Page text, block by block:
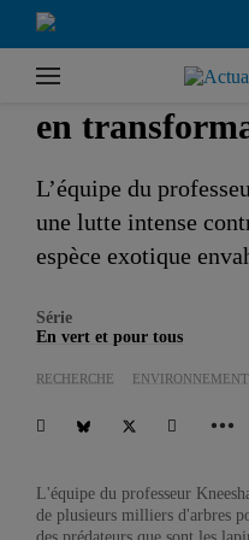
Accueil
Recherche
en
L’équipe du
une lutte intense
espèce exotique
Série
En vert et pour tous
RECHERCHE ENVIRONNEMENT
L'équipe du professeur
de plusieurs milliers d'arbres